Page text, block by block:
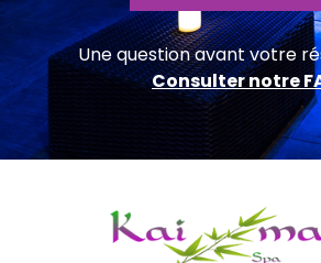
Une question avant votre
Consulter notre